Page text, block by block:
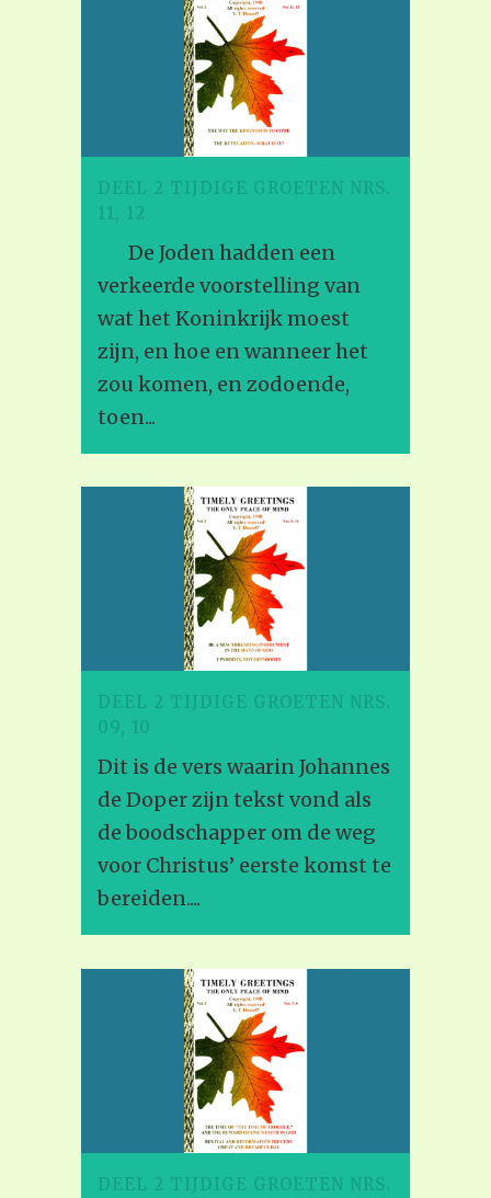
DEEL 2 TIJDIGE GROETEN NRS.
11, 12
De Joden hadden een
verkeerde voorstelling van
wat het Koninkrijk moest
zijn, en hoe en wanneer het
zou komen, en zodoende,
toen...
DEEL 2 TIJDIGE GROETEN NRS.
09, 10
Dit is de vers waarin Johannes
de Doper zijn tekst vond als
de boodschapper om de weg
voor Christus’ eerste komst te
bereiden....
DEEL 2 TIJDIGE GROETEN NRS.